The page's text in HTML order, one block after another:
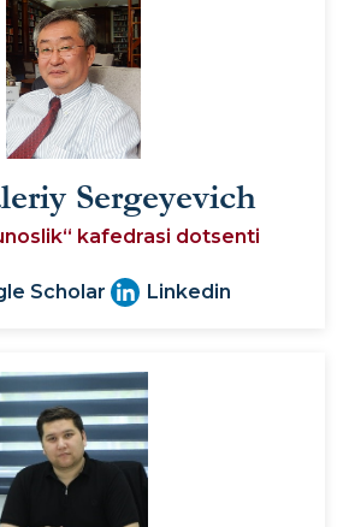
Sergeyevich
kafedrasi dotsenti
Scholar Linkedin